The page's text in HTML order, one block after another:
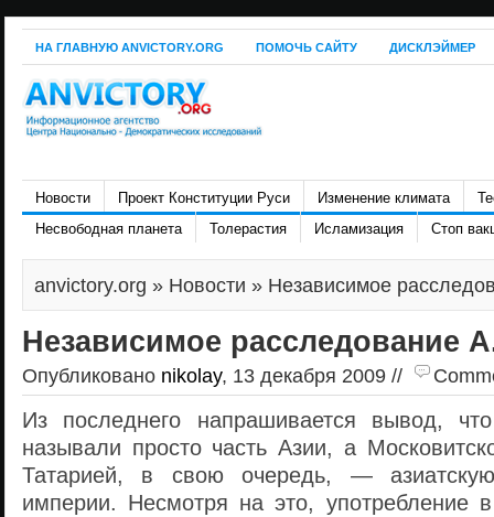
НА ГЛАВНУЮ ANVICTORY.ORG ПОМОЧЬ САЙТУ ДИСКЛЭЙМЕР
Новости Проект Конституции Руси Изменение климата
Несвободная планета
Толерастия Исламизация Стоп
anvictory.org » Новости » Независимое
Независимое расследование
Опубликовано nikolay, 13 декабря 2009 //
Из последнего напрашивается вывод,
называли просто часть Азии, а
Татарией, в свою очередь, — азиатскую
империи. Несмотря на это, употребление